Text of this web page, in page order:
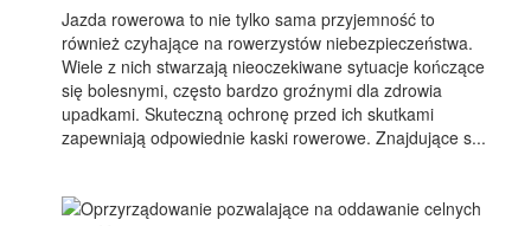
Jazda rowerowa to nie tylko sama przyjemność to
również czyhające na rowerzystów niebezpieczeństwa.
Wiele z nich stwarzają nieoczekiwane sytuacje kończące
się bolesnymi, często bardzo groźnymi dla zdrowia
upadkami. Skuteczną ochronę przed ich skutkami
zapewniają odpowiednie kaski rowerowe. Znajdujące s...